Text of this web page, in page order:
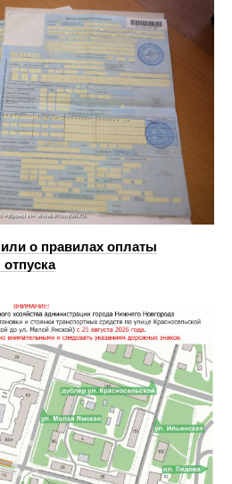
о правилах оплаты